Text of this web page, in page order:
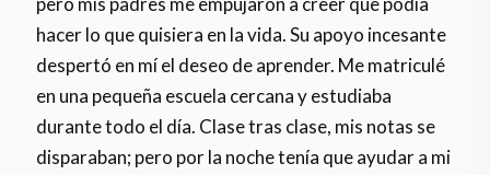
hacer lo que quisiera en la vida. Su apoyo incesante
despertó en mí el deseo de aprender. Me matriculé
en una pequeña escuela cercana y estudiaba
durante todo el día. Clase tras clase, mis notas se
disparaban; pero por la noche tenía que ayudar a mi